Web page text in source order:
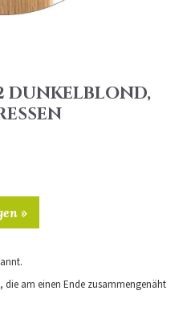
DUNKELBLOND,
»
die am einen Ende zusammengenäht